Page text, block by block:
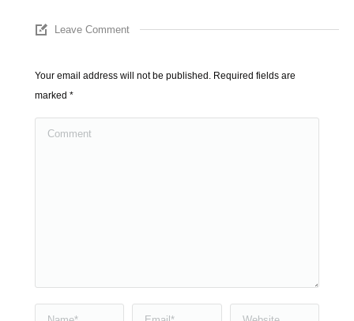
Leave Comment
Your email address will not be published. Required fields are
marked *